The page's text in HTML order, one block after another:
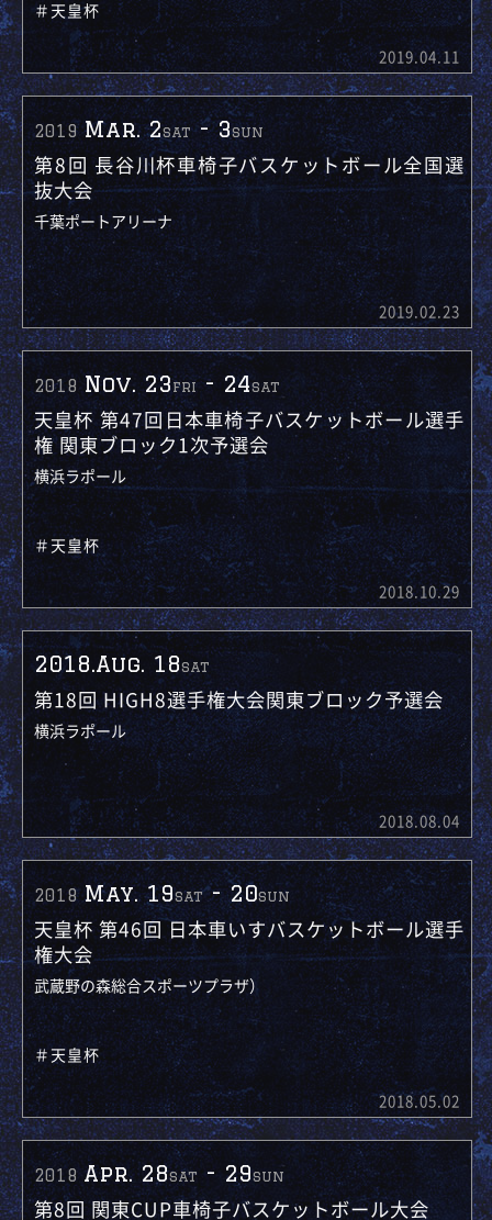
2019.04.11
＃天皇杯
2019Mar. 2sat-3sun
第8回 長谷川杯車椅子バスケットボール全国選
抜大会
千葉ポートアリーナ
2019.02.23
2018 Nov. 23fri- 24sat
天皇杯 第47回日本車椅子バスケットボール選手
権 関東ブロック1次予選会
横浜ラポール
2018.10.29
＃天皇杯
2018.Aug. 18sat
第18回 HIGH8選手権大会関東ブロック予選会
横浜ラポール
2018.08.04
2018May. 19sat-20sun
天皇杯 第46回 日本車いすバスケットボール選手
権大会
武蔵野の森総合スポーツプラザ）
2018.05.02
＃天皇杯
2018 Apr. 28sat - 29sun
第8回 関東CUP車椅子バスケットボール大会